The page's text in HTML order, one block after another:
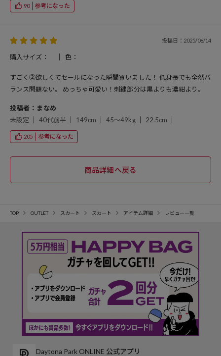
90 参考になった
投稿日：2025/06/14
購入サイズ： 色：
すごく②欲しくてセールになった瞬間買いました！ 低身長でも全然バ
ランス問題ない。 めっちゃ可愛い！刺繍部分は黒よりも濃紺より。
投稿者：まなめ
未設定
40代前半 149cm 45～49kg 22.5cm
205 参考になった
TOP OUTLET スカート スカート アイテム詳細 レビュー一覧
Daytona Park ONLINE 公式アプリ